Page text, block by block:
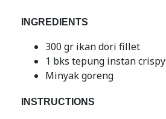
INGREDIENTS
300 gr ikan dori fillet
1 bks tepung instan crispy
Minyak goreng
INSTRUCTIONS